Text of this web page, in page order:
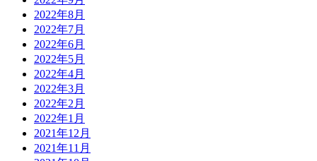
2022年8月
2022年7月
2022年6月
2022年5月
2022年4月
2022年3月
2022年2月
2022年1月
2021年12月
2021年11月